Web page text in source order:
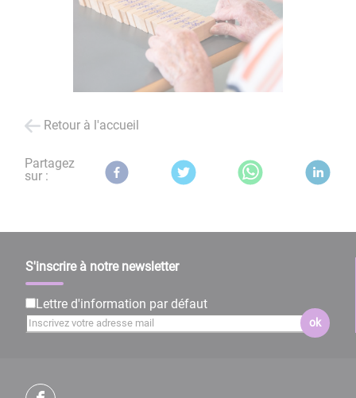
Retour à l'accueil
Partagez
sur :
S'inscrire à notre newsletter
Lettre d'information par défaut
ok